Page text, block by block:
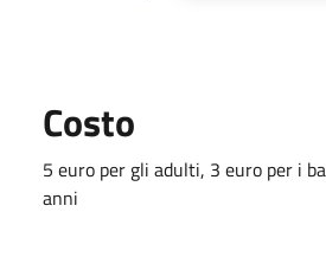
Costo
5 euro per gli adulti, 3 euro per i
anni